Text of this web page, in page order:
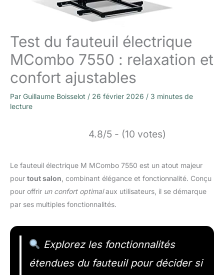
Test du fauteuil électrique
MCombo 7550 : relaxation et
confort ajustables
Par Guillaume Boisselot / 26 février 2026 / 3 minutes de
lecture
4.8/5 - (10 votes)
Le fauteuil électrique M MCombo 7550 est un atout majeur
pour tout salon , combinant élégance et fonctionnalité. Conçu
pour offrir un confort optimalaux utilisateurs, il se démarque
par ses multiples fonctionnalités.
Explorez les fonctionnalités
étendues du fauteuil pour décider si